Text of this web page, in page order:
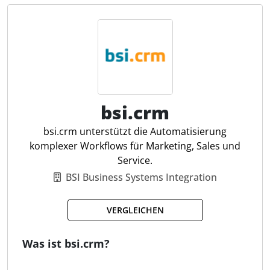
Organisation ihrer Kundenbeziehungen, bietet
deutschen Datenschutz und ist geräteunabhängig -
sich die Software problemlos in gängige Programme
wie Outlook oder Gmail integrieren und bietet
Schnittstellen. Damit eignet sie sich insbesondere
für den Einsatz in Steuerkanzleien, die ihre Prozesse
digitalisieren wollen.
Kontaktmanagement
Zentrale Kundenhistorie
Aufgabenplanung
E-Mail-Integration
API für Software-Anbindung
bsi.crm
bsi.crm unterstützt die Automatisierung
komplexer Workflows für Marketing, Sales und
Service.
BSI Business Systems Integration
VERGLEICHEN
Was ist bsi.crm?